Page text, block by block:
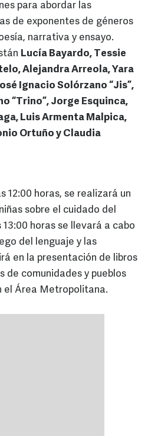
para abordar las
de exponentes de géneros
narrativa y ensayo.
Lucía Bayardo, Tessie
Alejandra Arreola, Yara
Ignacio Solórzano “Jis”,
“Trino”, Jorge Esquinca,
Luis Armenta Malpica,
Ortuño y Claudia
12:00 horas, se realizará un
sobre el cuidado del
horas se llevará a cabo
del lenguaje y las
en la presentación de libros
de comunidades y pueblos
el Área Metropolitana.